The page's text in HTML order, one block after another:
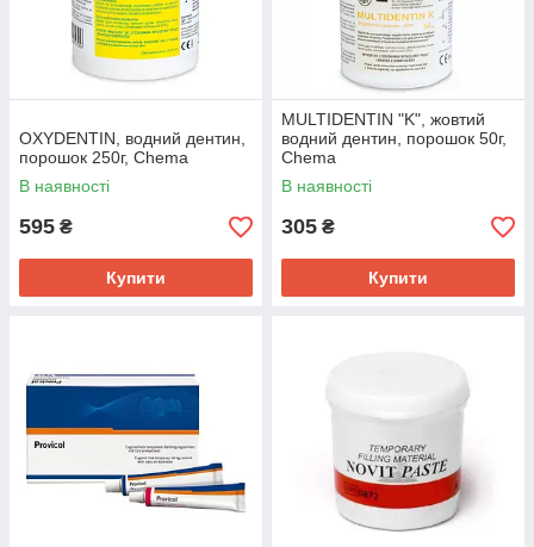
OXYDENTIN, водний дентин,
порошок 250г, Chema
В наявності
595 ₴
Купити
MULTIDENTIN "K", жовтий
водний дентин, порошок 50г,
Chema
В наявності
305 ₴
Купити